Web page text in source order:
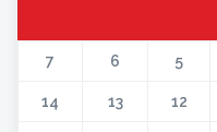
5
6
7
12
13
14